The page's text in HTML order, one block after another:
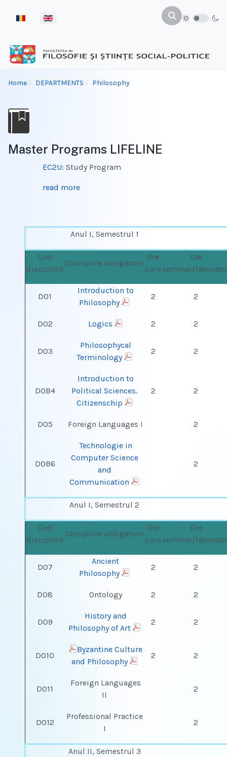
Select your language
Home DEPARTMENTS Philosophy
Master Programs LIFELINE
EC2U: Study Program
read more
Anul I, Semestrul 1
Cod
disciplină
Discipline obligatorii
Ore
curs
Ore
seminar/
DO1
Introduction to
Philosophy
2 2
DO2 Logics 2 2
DO3
Philosophycal
Terminology
2 2
DOB4
Introduction to
Political Sciences.
Citizenschip
2 2
DO5 Foreign Languages I 2
DOB6
Technologie in
Computer Science
and
Communication
2
Anul I, Semestrul 2
Cod
disciplină
Discipline obligatorii
Ore
curs
Ore
seminar/
DO7
Ancient
Philosophy
2 2
DO8 Ontology 2 2
DO9
History and
Philosophy of Art
2 2
DO10
Byzantine Culture
and Philosophy
2 2
DO11
Foreign Languages
II
2
DO12
Professional Practice
I
2
Anul II, Semestrul 3